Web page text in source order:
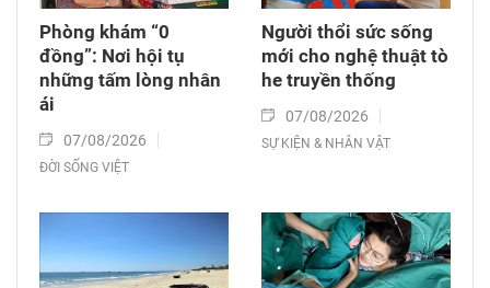
Phòng khám “0
đồng”: Nơi hội tụ
những tấm lòng nhân
ái
07/08/2026
ĐỜI SỐNG VIỆT
Người thổi sức sống
mới cho nghệ thuật tò
he truyền thống
07/08/2026
SỰ KIỆN & NHÂN VẬT